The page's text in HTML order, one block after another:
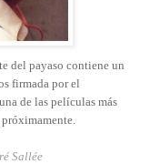
del payaso contiene un
firmada por el
de las películas más
Sallée